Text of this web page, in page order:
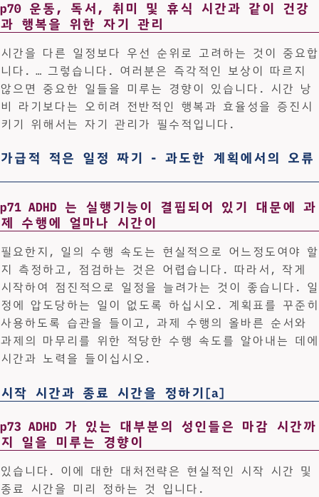
p70 운동, 독서, 취미 및 휴식 시간과 같이 건강
과 행복을 위한 자기 관리
시간을 다른 일정보다 우선 순위로 고려하는 것이 중요합
니다. … 그렇습니다. 여러분은 즉각적인 보상이 따르지
않으면 중요한 일들을 미루는 경향이 있습니다. 시간 낭
비 라기보다는 오히려 전반적인 행복과 효율성을 증진시
키기 위해서는 자기 관리가 필수적입니다.
가급적 적은 일정 짜기 - 과도한 계획에서의 오류
p71 ADHD 는 실행기능이 결핍되어 있기 대문에 과
제 수행에 얼마나 시간이
필요한지, 일의 수행 속도는 현실적으로 어느정도여야 할
지 측정하고, 점검하는 것은 어렵습니다. 따라서, 작게
시작하여 점진적으로 일정을 늘려가는 것이 좋습니다. 일
정에 압도당하는 일이 없도록 하십시오. 계획표를 꾸준히
사용하도록 습관을 들이고, 과제 수행의 올바른 순서와
과제의 마무리를 위한 적당한 수행 속도를 알아내는 데에
시간과 노력을 들이십시오.
시작 시간과 종료 시간을 정하기[a]
p73 ADHD 가 있는 대부분의 성인들은 마감 시간까
지 일을 미루는 경향이
있습니다. 이에 대한 대처전략은 현실적인 시작 시간 및
종료 시간을 미리 정하는 것 입니다.